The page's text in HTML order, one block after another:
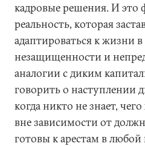
кадровые решения. И
реальность, которая
адаптироваться к жизни
незащищенности и
аналогии с диким
говорить о наступлении
когда никто не знает,
вне зависимости от
готовы к арестам в